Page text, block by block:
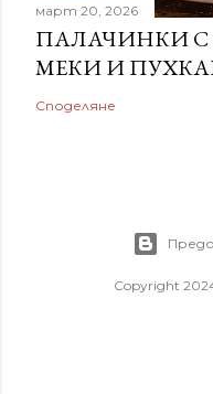
март 20, 2026
ПАЛАЧИНКИ С
МЕКИ И
Споделяне
Copyright